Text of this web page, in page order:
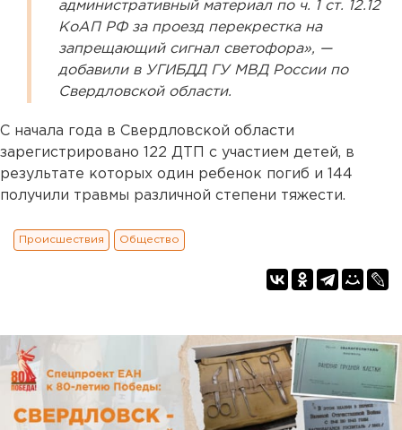
административный материал по ч. 1 ст. 12.12
КоАП РФ за проезд перекрестка на
запрещающий сигнал светофора», —
добавили в УГИБДД ГУ МВД России по
Свердловской области.
С начала года в Свердловской области
зарегистрировано 122 ДТП с участием детей, в
результате которых один ребенок погиб и 144
получили травмы различной степени тяжести.
Происшествия Общество